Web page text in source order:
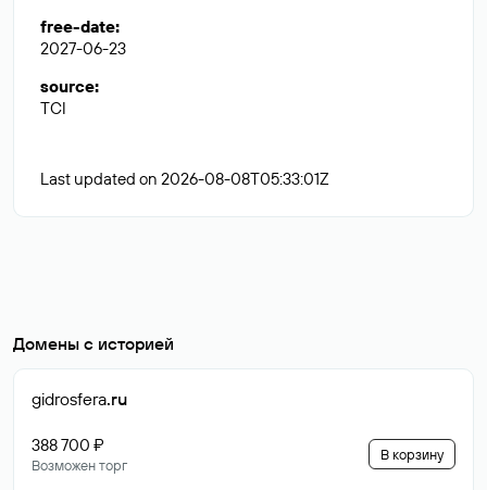
free-date:
2027-06-23
source:
TCI
Last updated on 2026-08-08T05:33:01Z
Домены с историей
gidrosfera.ru
388 700 ₽
Возможен торг
В корзину